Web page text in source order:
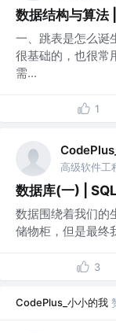
数据结构与算法
一、跳表是怎么诞
很基础的，也很常
需...
1
数据库(一) |
数据围绕着我们的
储物柜，但是最终
3
CodePlus_小小的我